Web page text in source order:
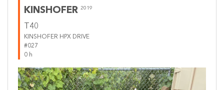
KINSHOFER 2019
T40
KINSHOFER HPX DRIVE
#027
0 h